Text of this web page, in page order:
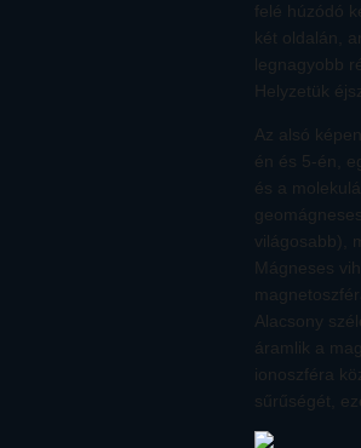
felé húzódó
két oldalán,
legnagyobb
Helyzetük
Az alsó
én és 5-én,
és a
világosabb),
Mágneses
Alacsony
áramlik a
ionoszféra
sűrűségét,